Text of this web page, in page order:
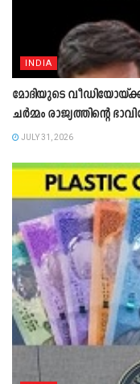
INDIA
മോദിയുടെ
ചർമ്മം രാജ്യത്തിന്റെ
JULY 31, 2026